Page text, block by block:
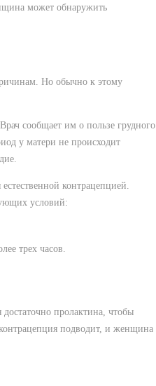
может обнаружить
Но обычно к этому
сообщает им о пользе грудного
у матери не происходит
контрацепцией.
условий:
трех часов.
пролактина, чтобы
подводит, и женщина